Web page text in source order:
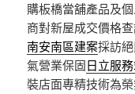
購板橋當舖產品及
商對新屋成交價格
南安南區建案採訪
氣營業保固日立服
裝店面專精技術為